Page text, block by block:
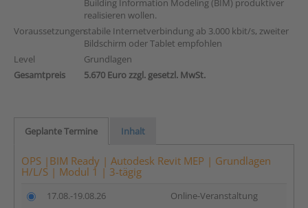
Building Information Modeling (BIM) produktiver
realisieren wollen.
Voraussetzungenstabile Internetverbindung ab 3.000 kbit/s, zweiter
Bildschirm oder Tablet empfohlen
Level
Grundlagen
Gesamtpreis
5.670 Euro zzgl. gesetzl. MwSt.
Geplante Termine Inhalt
OPS |BIM Ready | Autodesk Revit MEP | Grundlagen
H/L/S | Modul 1 | 3-tägig
17.08.-19.08.26 Online-Veranstaltung